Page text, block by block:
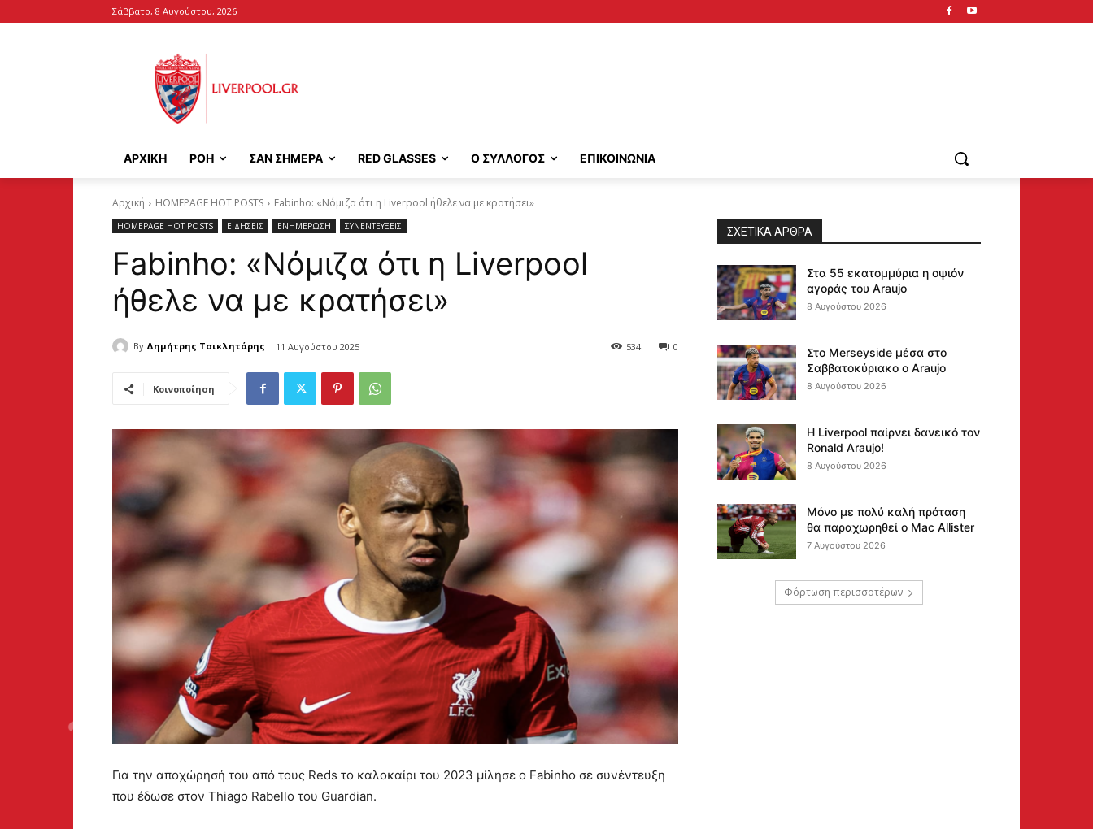
Σάββατο, 8 Αυγούστου, 2026
ΑΡΧΙΚΉ ΡΟΗ ΣΑΝ ΣΗΜΕΡΑ RED GLASSES Ο ΣΥΛΛΟΓΟΣ ΕΠΙΚΟΙΝΩΝΙΑ
Αρχική HOMEPAGE HOT POSTS Fabinho: «Νόμιζα ότι η Liverpool ήθελε να με κρατήσει»
HOMEPAGE HOT POSTS ΕΙΔΗΣΕΙΣ ΕΝΗΜΕΡΩΣΗ ΣΥΝΕΝΤΕΥΞΕΙΣ
Fabinho: «Νόμιζα ότι η Liverpool
ήθελε να με κρατήσει»
By Δημήτρης Τσικλητάρης 11 Αυγούστου 2025 0
534
Κοινοποίηση
Για την αποχώρησή του από τους Reds το καλοκαίρι του 2023 μίλησε ο Fabinho σε συνέντευξη
που έδωσε στον Thiago Rabello του Guardian.
ΣΧΕΤΙΚΆ ΆΡΘΡΑ
Στα 55 εκατομμύρια η οψιόν
αγοράς του Araujo
8 Αυγούστου 2026
Στο Merseyside μέσα στο
Σαββατοκύριακο ο Araujo
8 Αυγούστου 2026
Η Liverpool παίρνει δανεικό τον
Ronald Araujo!
8 Αυγούστου 2026
Μόνο με πολύ καλή πρόταση
θα παραχωρηθεί ο Mac Allister
7 Αυγούστου 2026
Φόρτωση περισσοτέρων